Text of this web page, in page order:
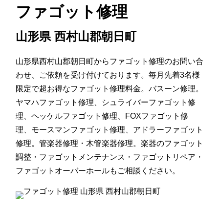
ファゴット修理
山形県 西村山郡朝日町
山形県西村山郡朝日町からファゴット修理のお問い合
わせ、ご依頼を受け付けております。毎月先着3名様
限定で超お得なファゴット修理料金。バスーン修理。
ヤマハファゴット修理、シュライバーファゴット修
理、ヘッケルファゴット修理、FOXファゴット修
理、モースマンファゴット修理、アドラーファゴット
修理。管楽器修理・木管楽器修理。楽器のファゴット
調整・ファゴットメンテナンス・ファゴットリペア・
ファゴットオーバーホールもご相談ください。